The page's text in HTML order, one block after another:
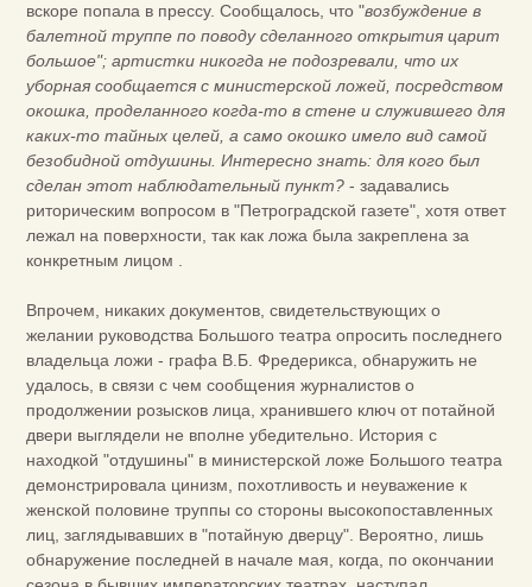
вскоре попала в прессу. Сообщалось, что "возбуждение в
балетной труппе по поводу сделанного открытия царит
большое"; артистки никогда не подозревали, что их
уборная сообщается с министерской ложей, посредством
окошка, проделанного когда-то в стене и служившего для
каких-то тайных целей, а само окошко имело вид самой
безобидной отдушины. Интересно знать: для кого был
сделан этот наблюдательный пункт? - задавались
риторическим вопросом в "Петроградской газете", хотя ответ
лежал на поверхности, так как ложа была закреплена за
конкретным лицом .
Впрочем, никаких документов, свидетельствующих о
желании руководства Большого театра опросить последнего
владельца ложи - графа В.Б. Фредерикса, обнаружить не
удалось, в связи с чем сообщения журналистов о
продолжении розысков лица, хранившего ключ от потайной
двери выглядели не вполне убедительно. История с
находкой "отдушины" в министерской ложе Большого театра
демонстрировала цинизм, похотливость и неуважение к
женской половине труппы со стороны высокопоставленных
лиц, заглядывавших в "потайную дверцу". Вероятно, лишь
обнаружение последней в начале мая, когда, по окончании